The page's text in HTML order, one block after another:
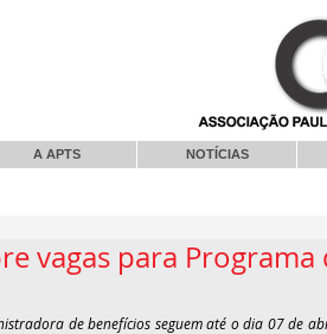
A APTS NOTÍCIAS
vagas para Programa
de benefícios seguem até o dia 07 de